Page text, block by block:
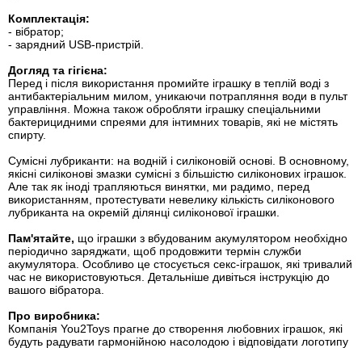
Комплектація:
- вібратор;
- зарядний USB-пристрій.
Догляд та гігієна:
Перед і після використання промийте іграшку в теплій воді з
антибактеріальним милом, уникаючи потрапляння води в пульт
управління. Можна також обробляти іграшку спеціальними
бактерицидними спреями для інтимних товарів, які не містять
спирту.
Сумісні лубриканти: на водній і силіконовій основі. В основному,
якісні силіконові змазки сумісні з більшістю силіконових іграшок.
Але так як іноді трапляються винятки, ми радимо, перед
використанням, протестувати невелику кількість силіконового
лубриканта на окремій ділянці силіконової іграшки.
Пам'ятайте, що іграшки з вбудованим акумулятором необхідно
періодично заряджати, щоб продовжити термін служби
акумулятора. Особливо це стосується секс-іграшок, які тривалий
час не використовуються. Детальніше дивіться інструкцію до
вашого вібратора.
Про виробника:
Компанія You2Toys прагне до створення любовних іграшок, які
будуть радувати гармонійною насолодою і відповідати логотипу